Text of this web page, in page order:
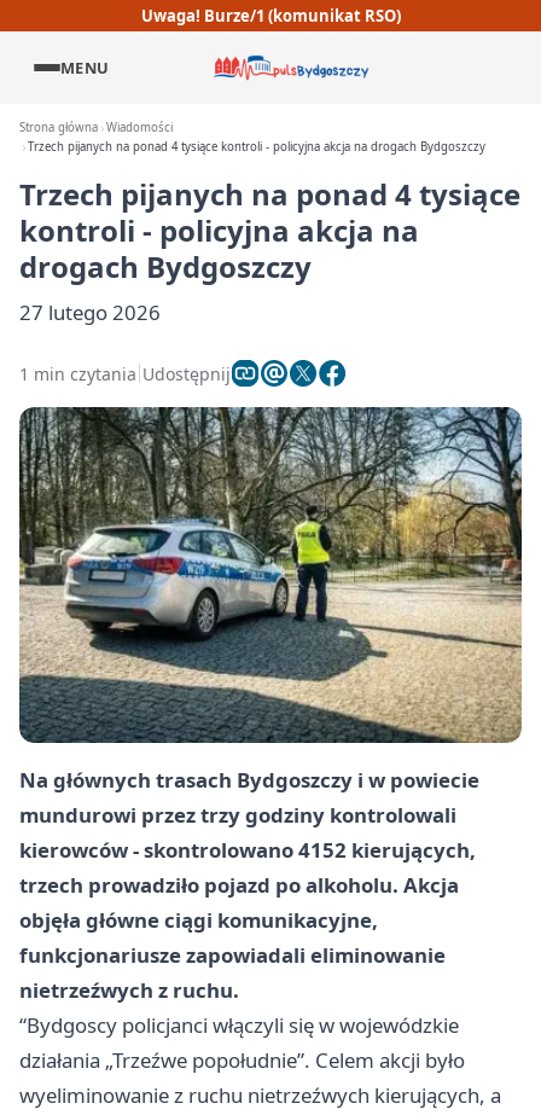
Uwaga! Burze/1 (komunikat RSO)
MENU
Strona główna Wiadomości
Trzech pijanych na ponad 4 tysiące kontroli - policyjna akcja na drogach Bydgoszczy
Trzech pijanych na ponad 4 tysiące
kontroli - policyjna akcja na
drogach Bydgoszczy
27 lutego 2026
1 min czytania Udostępnij
Na głównych trasach Bydgoszczy i w powiecie
mundurowi przez trzy godziny kontrolowali
kierowców - skontrolowano4152 kierujących,
trzech prowadziło pojazd po alkoholu. Akcja
objęła główne ciągi komunikacyjne,
funkcjonariusze zapowiadali eliminowanie
nietrzeźwych z ruchu.
“Bydgoscy policjanci włączyli się w wojewódzkie
działania „Trzeźwe popołudnie”. Celem akcji było
wyeliminowanie z ruchu nietrzeźwych kierujących, a